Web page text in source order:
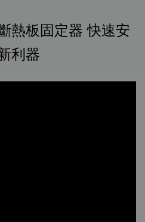
熱板固定器 快速安
利器